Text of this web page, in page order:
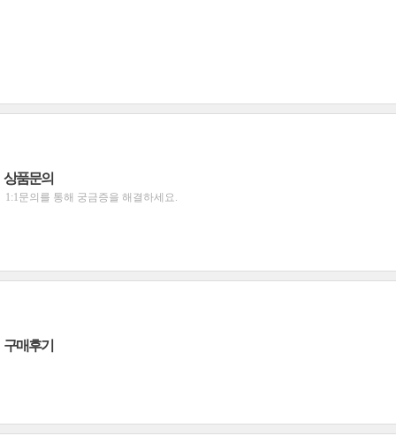
상품문의
1:1문의를 통해 궁금증을 해결하세요.
구매후기